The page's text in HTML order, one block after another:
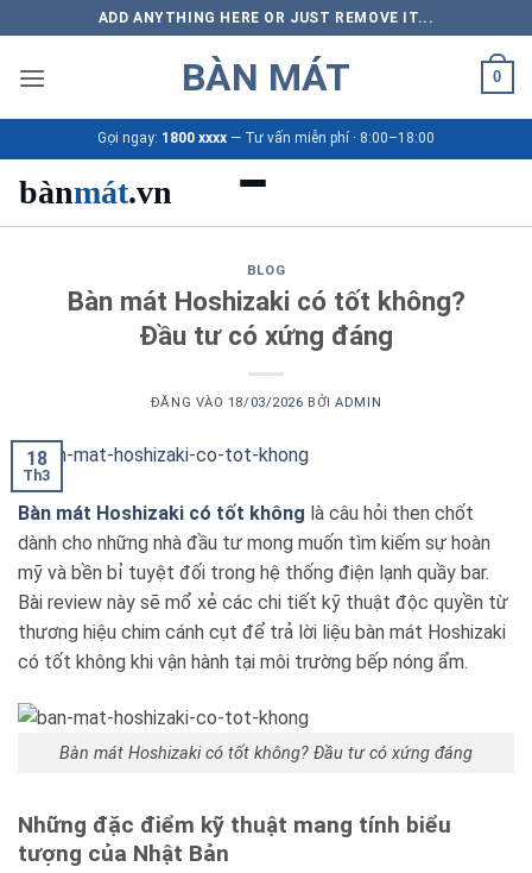
qua
nội
ADD ANYTHING HERE OR JUST REMOVE IT...
BÀN MÁT 0
Gọi ngay: 1800 xxxx — Tư vấn miễn phí · 8:00–18:00
bànmát.vn
Sản phẩm
Bảng giá 2026
Ứng dụng
Blog kiến thức
BLOG
Bàn mát Hoshizaki có tốt không?
Đầu tư có xứng đáng
ĐĂNG VÀO 18/03/2026 BỞIADMIN
18
Th3
Bàn mát Hoshizaki có tốt không là câu hỏi then chốt
dành cho những nhà đầu tư mong muốn tìm kiếm sự hoàn
mỹ và bền bỉ tuyệt đối trong hệ thống điện lạnh quầy bar.
Bài review này sẽ mổ xẻ các chi tiết kỹ thuật độc quyền từ
thương hiệu chim cánh cụt để trả lời liệu bàn mát Hoshizaki
có tốt không khi vận hành tại môi trường bếp nóng ẩm.
Bàn mát Hoshizaki có tốt không? Đầu tư có xứng đáng
Những đặc điểm kỹ thuật mang tính biểu
tượng của Nhật Bản